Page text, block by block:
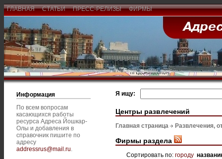
ГЛАВНАЯ СТАТЬИ ПРЕСС-РЕЛИЗЫ ФИРМЫ
Информация
По всем вопросам
касающихся работы
ресурса Адреса Йошкар-
Олы и добавления в
справочник пишите по
адресу
addressrus@mail.ru.
Я ищу:
Центры развлечений
Главная страница Развлечения,
Фирмы раздела
Сортировать по: городу